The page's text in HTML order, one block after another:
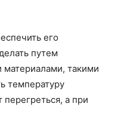
его
путем
материалами, такими
температуру
а при